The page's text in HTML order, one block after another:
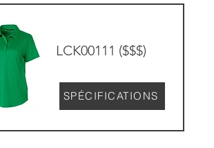
LCK00111 ($$$)
SPÉCIFICATIONS